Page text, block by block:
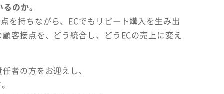
のか。
を持ちながら、ECでもリピート購入を生み出
客接点を、どう統合し、どうECの売上に変え
者の方をお迎えし、